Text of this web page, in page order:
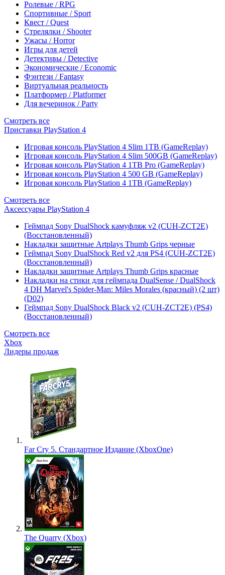
Ролевые / RPG
Спортивные / Sport
Квест / Quest
Стрелялки / Shooter
Ужасы / Horror
Игры для детей
Детективы / Detective
Экономические / Economic
Фэнтези / Fantasy
Виртуальная реальность
Платформер / Platformer
Для вечеринок / Party
Смотреть все
Приставки PlayStation 4
Игровая консоль PlayStation 4 Slim 1TB (GameReplay)
Игровая консоль PlayStation 4 Slim 500GB (GameReplay)
Игровая консоль PlayStation 4 1TB Pro (GameReplay)
Игровая консоль PlayStation 4 500 GB (GameReplay)
Игровая консоль PlayStation 4 1TB (GameReplay)
Смотреть все
Аксессуары PlayStation 4
Геймпад Sony DualShock камуфляж v2 (CUH-ZCT2E)
(Восстановленный)
Накладки защитные Artplays Thumb Grips черные
Геймпад Sony DualShock Red v2 для PS4 (CUH-ZCT2E)
(Восстановленный)
Накладки защитные Artplays Thumb Grips красные
Накладки на стики для геймпада DualSense / DualShock
4 DH Marvel's Spider-Man: Miles Morales (красный) (2 шт)
(D02)
Геймпад Sony DualShock Black v2 (CUH-ZCT2E) (PS4)
(Восстановленный)
Смотреть все
Xbox
Лидеры продаж
Far Cry 5. Стандартное Издание (XboxOne)
The Quarry (Xbox)